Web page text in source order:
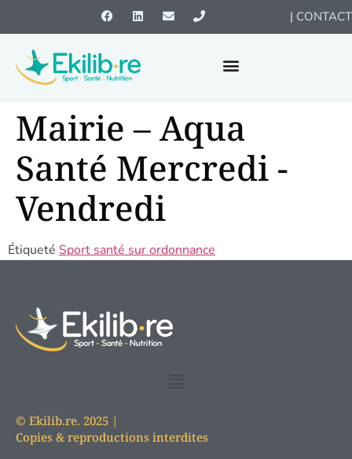
| CONTACT
Mairie – Aqua
Santé Mercredi -
Vendredi
Étiqueté Sport santé sur ordonnance
© Ekilib.re. 2025 |
Copies & reproductions interdites